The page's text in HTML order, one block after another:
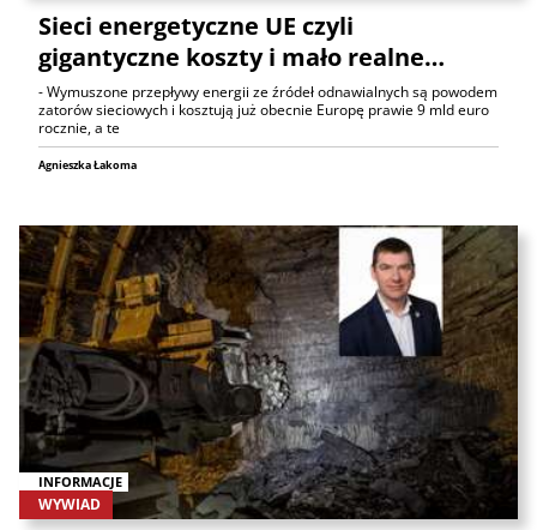
Sieci energetyczne UE czyli
gigantyczne koszty i mało realne…
- Wymuszone przepływy energii ze źródeł odnawialnych są powodem
zatorów sieciowych i kosztują już obecnie Europę prawie 9 mld euro
rocznie, a te
Agnieszka Łakoma
INFORMACJE
WYWIAD